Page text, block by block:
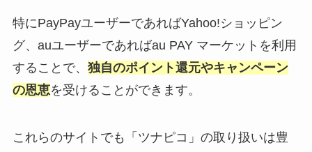
特にPayPayユーザーであればYahoo!ショッピン
グ、auユーザーであればau PAY マーケットを利用
することで、 独自のポイント還元やキャンペーン
の恩恵を受けることができます。
これらのサイトでも「ツナピコ」の取り扱いは豊